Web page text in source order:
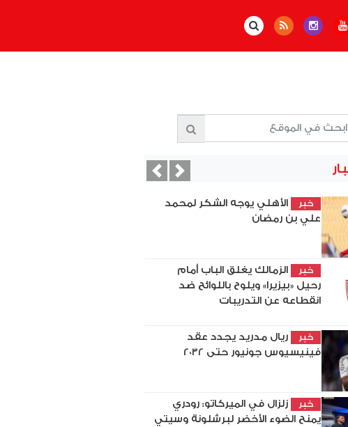
خبر
الأهلي يوجه الشكر لمحمد
علي بن رمضان
خبر
الزمالك يغلق الباب أمام
رحيل «بيزيرا» ويلوح باللوائح ضد
انقطاعه عن التدريبات
خبر
ريال مدريد يجدد عقد
فينيسيوس جونيور حتى 2032
خبر
زلزال في الميركاتو: رودري
يمنح الضوء الأخضر لبرشلونة وسيتي
PreviousNext